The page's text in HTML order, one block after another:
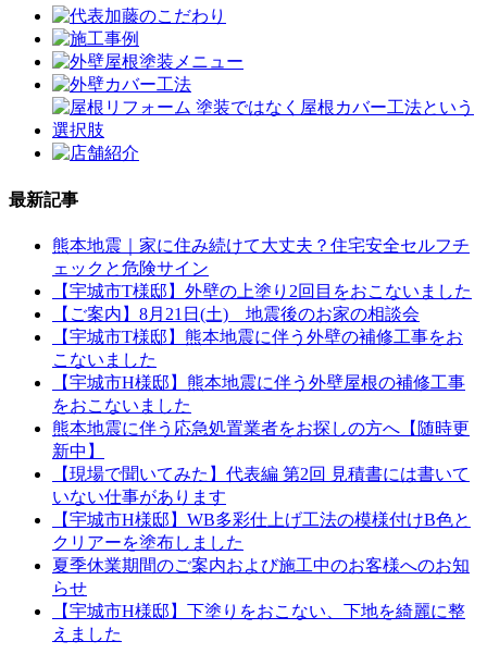
最新記事
熊本地震｜家に住み続けて大丈夫？住宅安全セルフチ
ェックと危険サイン
【宇城市T様邸】外壁の上塗り2回目をおこないました
【ご案内】8月21日(土) 地震後のお家の相談会
【宇城市T様邸】熊本地震に伴う外壁の補修工事をお
こないました
【宇城市H様邸】熊本地震に伴う外壁屋根の補修工事
をおこないました
熊本地震に伴う応急処置業者をお探しの方へ【随時更
新中】
【現場で聞いてみた】代表編 第2回 見積書には書いて
いない仕事があります
【宇城市H様邸】WB多彩仕上げ工法の模様付けB色と
クリアーを塗布しました
夏季休業期間のご案内および施工中のお客様へのお知
らせ
【宇城市H様邸】下塗りをおこない、下地を綺麗に整
えました